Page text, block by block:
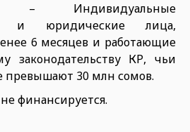
– Индивидуальные
и юридические лица,
6 месяцев и работающие
законодательству КР, чьи
превышают 30 млн сомов.
финансируется.